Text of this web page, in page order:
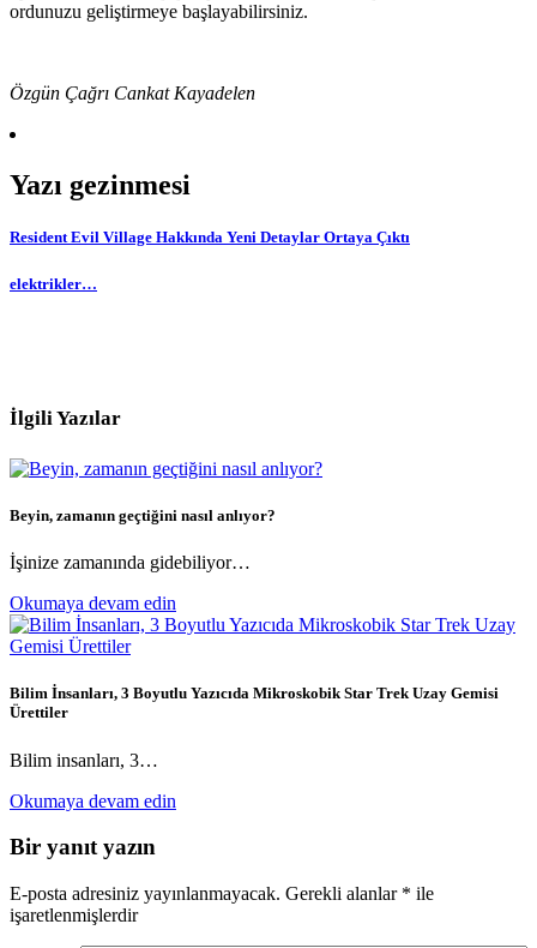
ordunuzu geliştirmeye başlayabilirsiniz.
Özgün Çağrı Cankat Kayadelen
Yazı gezinmesi
Resident Evil Village Hakkında Yeni Detaylar Ortaya Çıktı
elektrikler…
İlgili Yazılar
Beyin, zamanın geçtiğini nasıl anlıyor?
İşinize zamanında gidebiliyor…
Okumaya devam edin
Bilim İnsanları, 3 Boyutlu Yazıcıda Mikroskobik Star Trek Uzay Gemisi
Ürettiler
Bilim insanları, 3…
Okumaya devam edin
Bir yanıt yazın
E-posta adresiniz yayınlanmayacak. Gerekli alanlar * ile
işaretlenmişlerdir